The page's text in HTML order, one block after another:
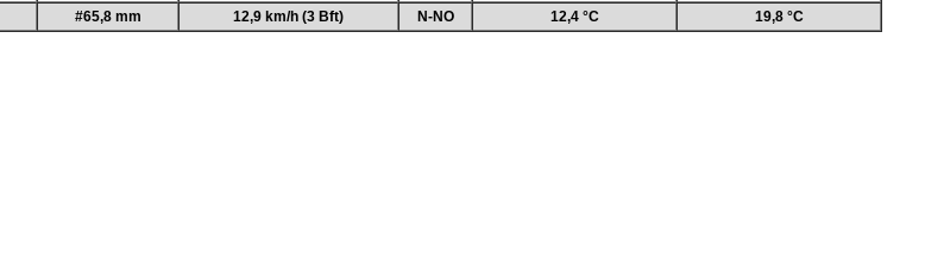
#65,8 mm 12,9 km/h (3 Bft) N-NO 12,4 °C 19,8 °C